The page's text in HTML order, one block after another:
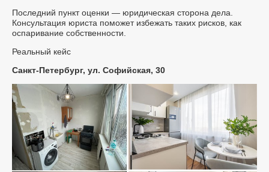
Последний пункт оценки — юридическая сторона дела.
Консультация юриста поможет избежать таких рисков, как
оспаривание собственности.
Реальный кейс
Санкт-Петербург, ул. Софийская, 30